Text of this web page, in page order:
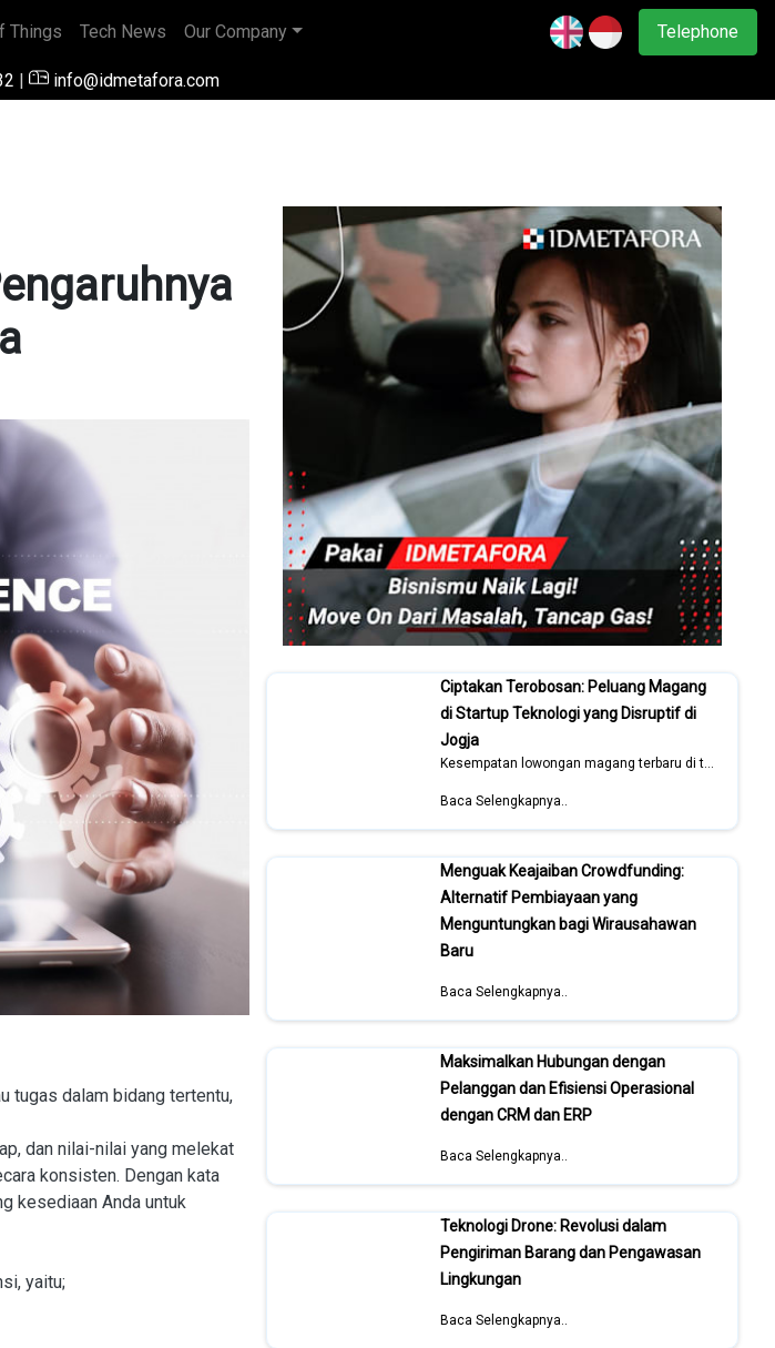
| info@idmetafora.com
Things Tech News Our Company Telephone
tugas dalam bidang tertentu,
dan nilai-nilai yang melekat
konsisten. Dengan kata
kesediaan Anda untuk
yaitu;
Ciptakan Terobosan: Peluang Magang
di Startup Teknologi yang Disruptif di
Jogja
Kesempatan lowongan magang terbaru di tahun 2026
Baca Selengkapnya..
Menguak Keajaiban Crowdfunding:
Alternatif Pembiayaan yang
Menguntungkan bagi Wirausahawan
Baru
Baca Selengkapnya..
Maksimalkan Hubungan dengan
Pelanggan dan Efisiensi Operasional
dengan CRM dan ERP
Baca Selengkapnya..
Teknologi Drone: Revolusi dalam
Pengiriman Barang dan Pengawasan
Lingkungan
Baca Selengkapnya..